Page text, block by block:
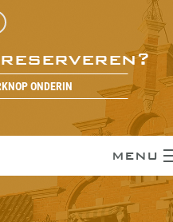
MENU
ONDERIN